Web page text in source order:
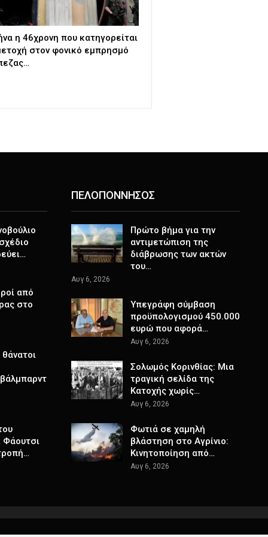
η 46χρονη που κατηγορείται
στον φονικό εμπρησμό
από
στο
Φάουτσι
ΠΕΛΟΠΟΝΝΗΣΟΣ
Πρώτο βήμα για την
αντιμετώπιση της
διάβρωσης των ακτών
του…
Αυγ 6, 2026
Υπεγράφη σύμβαση
προϋπολογισμού 450.000
ευρώ που αφορά…
Αυγ 6, 2026
Σολωμός Κορινθίας: Μια
τραγική σελίδα της
Κατοχής χωρίς…
Αυγ 6, 2026
Φωτιά σε χαμηλή
βλάστηση στο Αγρίνιο:
Κινητοποίηση από…
Αυγ 6, 2026